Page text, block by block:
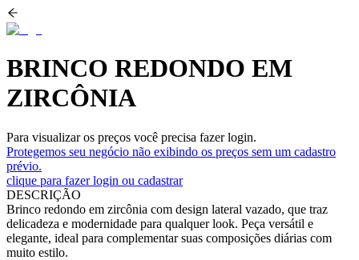
BRINCO REDONDO EM
ZIRCÔNIA
Para visualizar os preços você precisa fazer login.
Protegemos seu negócio não exibindo os preços sem um cadastro
prévio.
clique para fazer login ou cadastrar
DESCRIÇÃO
Brinco redondo em zircônia com design lateral vazado, que traz
delicadeza e modernidade para qualquer look. Peça versátil e
elegante, ideal para complementar suas composições diárias com
muito estilo.